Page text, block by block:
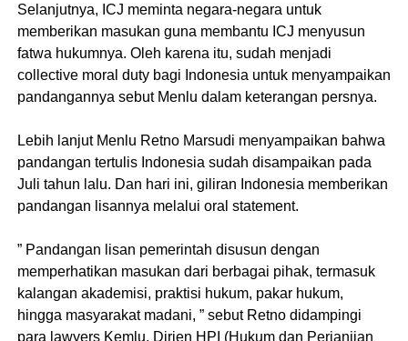
Selanjutnya, ICJ meminta negara-negara untuk
memberikan masukan guna membantu ICJ menyusun
fatwa hukumnya. Oleh karena itu, sudah menjadi
collective moral duty bagi Indonesia untuk menyampaikan
pandangannya sebut Menlu dalam keterangan persnya.
Lebih lanjut Menlu Retno Marsudi menyampaikan bahwa
pandangan tertulis Indonesia sudah disampaikan pada
Juli tahun lalu. Dan hari ini, giliran Indonesia memberikan
pandangan lisannya melalui oral statement.
” Pandangan lisan pemerintah disusun dengan
memperhatikan masukan dari berbagai pihak, termasuk
kalangan akademisi, praktisi hukum, pakar hukum,
hingga masyarakat madani, ” sebut Retno didampingi
para lawyers Kemlu, Dirjen HPI (Hukum dan Perjanjian